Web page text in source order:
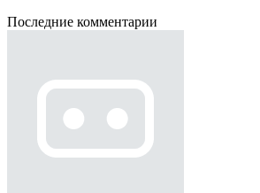
Последние комментарии